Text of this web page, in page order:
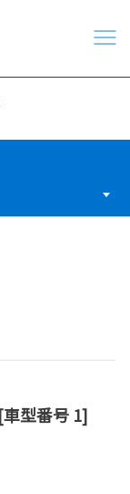
型番号 1]